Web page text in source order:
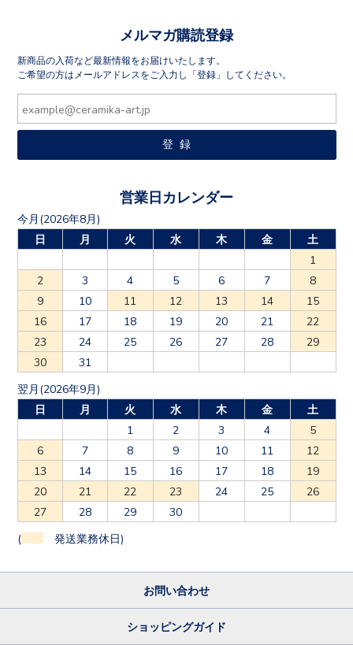
メルマガ購読登録
新商品の入荷など最新情報をお届けいたします。
ご希望の方はメールアドレスをご入力し「登録」してください。
営業日カレンダー
今月(2026年8月)
日
月 火 水 木 金
土
1
2
3 4 5 6 7
8
9
10 11 12 13 14
15
16
17 18 19 20 21
22
23
24 25 26 27 28
29
30
31
翌月(2026年9月)
日
月 火 水 木 金
土
1
2 3 4
5
6
7 8 9 10 11
12
13
14 15 16 17 18
19
20
21 22 23 24 25
26
27
28 29 30
( 発送業務休日)
お問い合わせ
ショッピングガイド